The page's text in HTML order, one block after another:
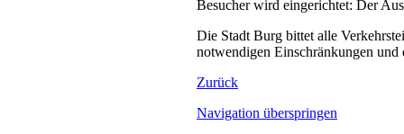
Besucher wird eingerichtet: Der
Die Stadt Burg bittet alle
notwendigen Einschränkungen
Zurück
Navigation überspringen